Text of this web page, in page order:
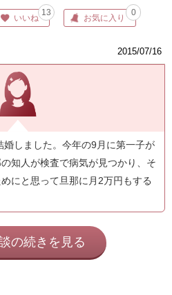
いいね
13
お気に入り
0
2015/07/16
婚しました。今年の9月に第一子が
知人が検査で病気が見つかり、そ
にと思って旦那に月2万円もする
の続きを見る